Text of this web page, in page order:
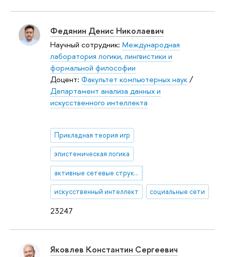
23247
Федянин Денис Николаевич
Научный сотрудник: Международная
лаборатория логики, лингвистики и
формальной философии
Доцент: Факультет компьютерных наук/
Департамент анализа данных и
искусственного интеллекта
Прикладная теория игр
эпистемическая логика
активные сетевые структуры
искусственный интеллект социальные сети
Яковлев Константин Сергеевич